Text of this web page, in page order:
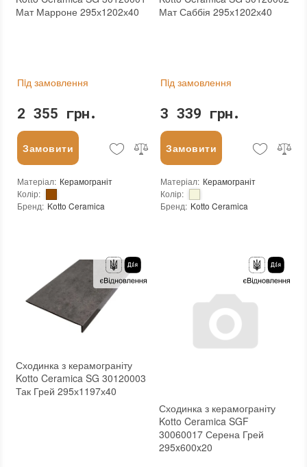
Мат Марроне 295х1202х40
Пiд замовлення
2 355 грн.
Замовити
Матеріал: Керамограніт
Колір:
Бренд: Kotto Ceramica
Мат Саббія 295х1202х40
Пiд замовлення
3 339 грн.
Замовити
Матеріал: Керамограніт
Колір:
Бренд: Kotto Ceramica
Сходинка з керамограніту
Kotto Ceramica SG 30120003
Так Грей 295х1197х40
Сходинка з керамограніту
Kotto Ceramica SGF
30060017 Серена Грей
295x600x20